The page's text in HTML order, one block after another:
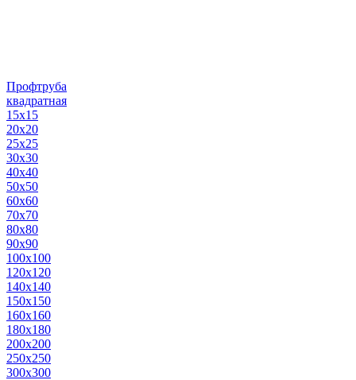
Профтруба
квадратная
15х15
20х20
25х25
30х30
40х40
50х50
60х60
70х70
80х80
90х90
100х100
120х120
140х140
150х150
160х160
180х180
200х200
250х250
300х300